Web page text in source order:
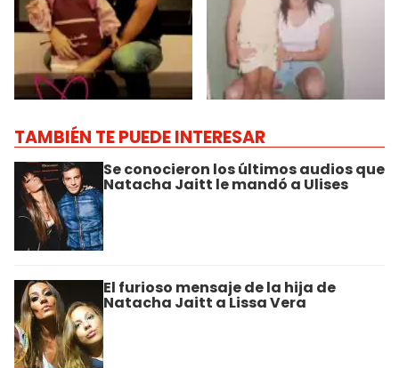
TAMBIÉN TE PUEDE INTERESAR
Se conocieron los últimos audios que
Natacha Jaitt le mandó a Ulises
El furioso mensaje de la hija de
Natacha Jaitt a Lissa Vera